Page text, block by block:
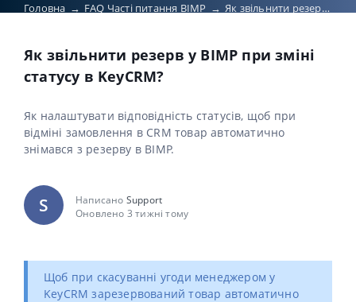
Головна → FAQ Часті питання BIMP → Як звільнити резерв у BIMP при зміні статусу в KeyCRM?
Як звільнити резерв у BIMP при зміні
статусу в KeyCRM?
Як налаштувати відповідність статусів, щоб при
відміні замовлення в CRM товар автоматично
знімався з резерву в BIMP.
S Написано Support
Оновлено 3 тижні тому
Щоб при скасуванні угоди менеджером у
KeyCRM зарезервований товар автоматично